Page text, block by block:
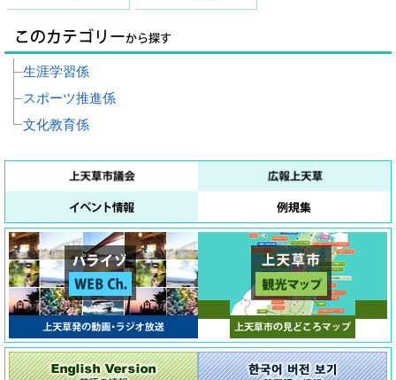
生涯学習係
スポーツ推進係
文化教育係